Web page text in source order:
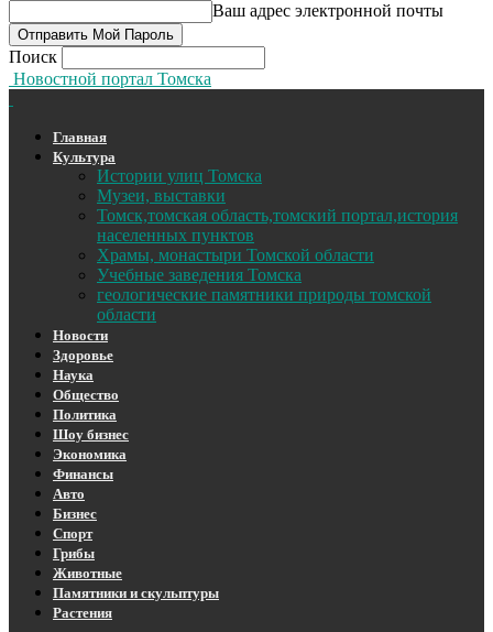
Ваш адрес электронной почты
Поиск
Новостной портал Томска
Главная
Культура
Истории улиц Томска
Музеи, выставки
Томск,томская область,томский портал,история
населенных пунктов
Храмы, монастыри Томской области
Учебные заведения Томска
геологические памятники природы томской
области
Новости
Здоровье
Наука
Общество
Политика
Шоу бизнес
Экономика
Финансы
Авто
Бизнес
Спорт
Грибы
Животные
Памятники и скульптуры
Растения